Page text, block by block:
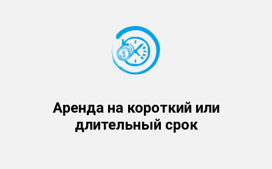
Аренда на короткий или
длительный срок